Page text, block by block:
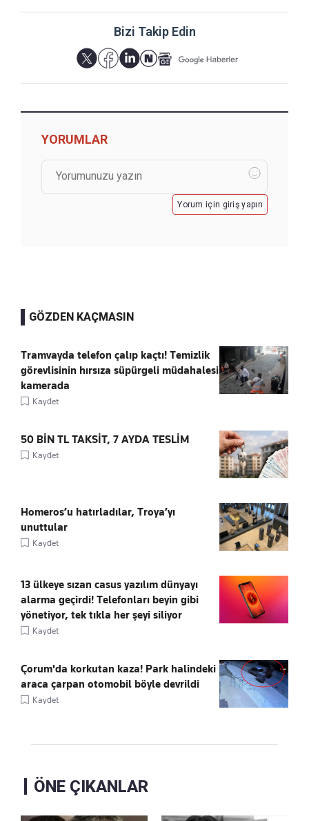
Bizi Takip Edin
YORUMLAR
Yorum için giriş yapın
GÖZDEN KAÇMASIN
Tramvayda telefon çalıp kaçtı! Temizlik
görevlisinin hırsıza süpürgeli müdahalesi
kamerada
Kaydet
50 BİN TL TAKSİT, 7 AYDA TESLİM
Kaydet
Homeros’u hatırladılar, Troya’yı
unuttular
Kaydet
13 ülkeye sızan casus yazılım dünyayı
alarma geçirdi! Telefonları beyin gibi
yönetiyor, tek tıkla her şeyi siliyor
Kaydet
Çorum'da korkutan kaza! Park halindeki
araca çarpan otomobil böyle devrildi
Kaydet
ÖNE ÇIKANLAR